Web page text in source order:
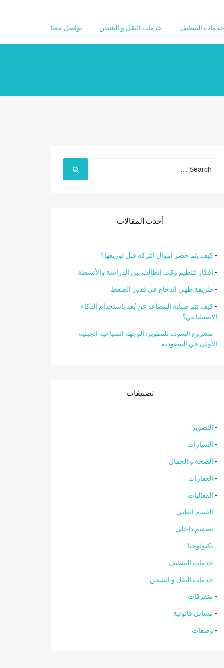
خدمات التنظيف خدمات النقل و الشحن تواصل معنا
for:
أحدث المقالات
كيف يتم حصر أموال التركة قبل توزيعها؟
أفكار لتنظيم وقت الطالب بين الدراسة والأنشطة
طريقة طهي الدجاج في قدور الضغط
كيف تتم صيانة المصاعد عن بُعد باستخدام الذكاء
الاصطناعي؟
مشروع السودة للتطوير: الوجهة السياحية الجبلية
الأولى في السعودية
تصنيفات
التصوير
السيارات
الصحة و الجمال
العقارات
الفعاليات
القسم الطبي
تصميم داخلي
تكنولوجيا
خدمات التنظيف
خدمات النقل و الشحن
متفرقات
مسائل قانونية
وصفات